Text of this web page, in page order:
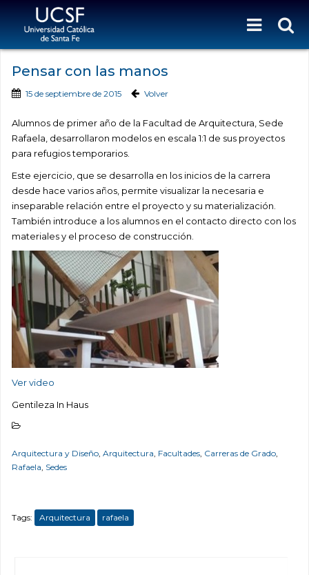
Pensar con las manos
15 de septiembre de 2015 Volver
Alumnos de primer año de la Facultad de Arquitectura, Sede
Rafaela, desarrollaron modelos en escala 1:1 de sus proyectos
para refugios temporarios.
Este ejercicio, que se desarrolla en los inicios de la carrera
desde hace varios años, permite visualizar la necesaria e
inseparable relación entre el proyecto y su materialización.
También introduce a los alumnos en el contacto directo con los
materiales y el proceso de construcción.
Ver video
Gentileza In Haus
Arquitectura y Diseño, Arquitectura, Facultades, Carreras de Grado,
Rafaela, Sedes
Tags: Arquitectura rafaela